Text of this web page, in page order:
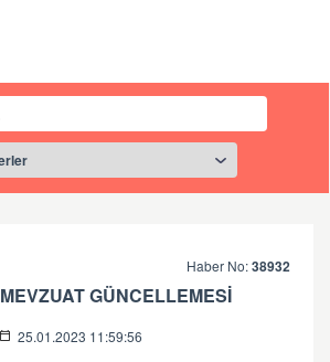
Haber No:38932
MEVZUAT GÜNCELLEMESİ
25.01.2023 11:59:56